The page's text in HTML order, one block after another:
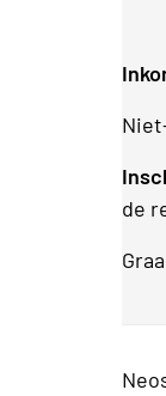
de